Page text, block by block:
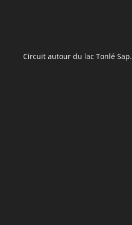
Circuit autour du lac Tonlé Sap.